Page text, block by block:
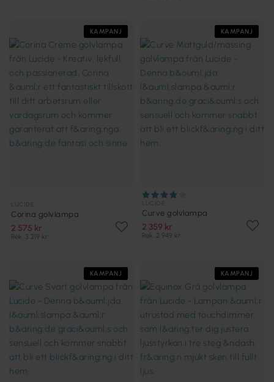
KAMPANJ
Corina golvlampa
2 575 kr
Rek. 3 219 kr
KAMPANJ
Curve golvlampa
2 359 kr
Rek. 2 949 kr
KAMPANJ KAMPANJ